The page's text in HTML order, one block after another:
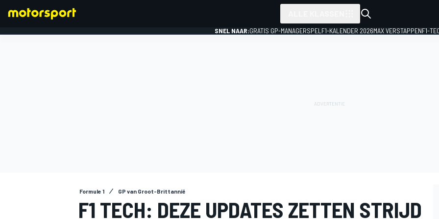
SNEL NAAR:GRATIS GP-MANAGERSPEL F1-KALENDER 2026MAX VERSTAPPENF1-
Formule 1 GP van Groot-Brittannië
F1 TECH: DEZE UPDATES ZETTEN STRIJD